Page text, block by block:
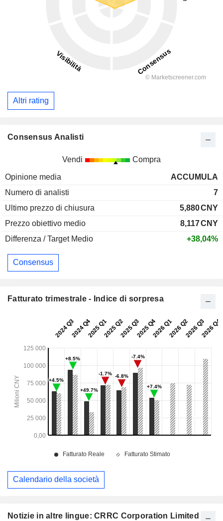
Notizie in altre lingue: CRRC Corporation Limited
Altri rating
Consensus Analisti
Vendi Compra
Opinione media
ACCUMULA
Numero di analisti
7
Ultimo prezzo di chiusura
5,880CNY
Prezzo obiettivo medio
8,117CNY
Differenza / Target Medio
+38,04%
Consensus
Fatturato trimestrale - Indice di sorpresa
Calendario della società